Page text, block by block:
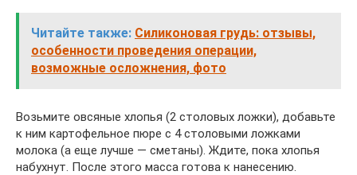
Читайте также: Силиконовая грудь: отзывы,
особенности проведения операции,
возможные осложнения, фото
Возьмите овсяные хлопья (2 столовых ложки), добавьте
к ним картофельное пюре с 4 столовыми ложками
молока (а еще лучше — сметаны). Ждите, пока хлопья
набухнут. После этого масса готова к нанесению.